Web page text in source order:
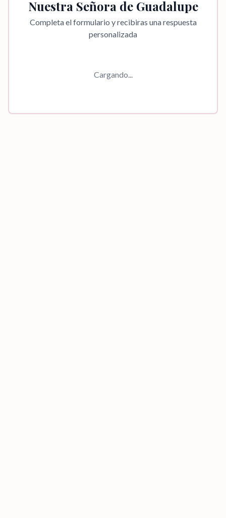
Nuestra Señora de Guadalupe
Completa el formulario y recibiras una respuesta
personalizada
Cargando...